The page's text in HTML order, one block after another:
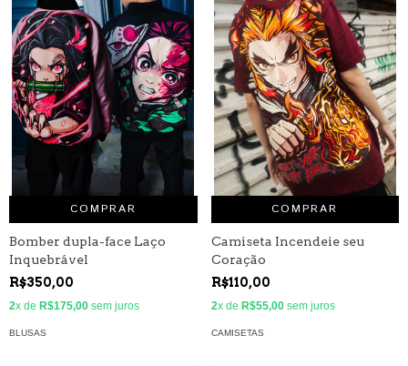
COMPRAR
Bomber dupla-face Laço
Inquebrável
R$350,00
2x de R$175,00 sem juros
BLUSAS
COMPRAR
Camiseta Incendeie seu
Coração
R$110,00
2x de R$55,00sem juros
CAMISETAS